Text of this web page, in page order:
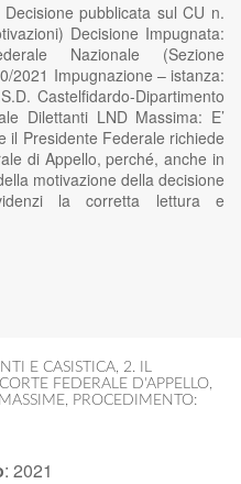
pubblicata sul CU n.
Decisione Impugnata:
Nazionale (Sezione
2021 Impugnazione – istanza:
Castelfidardo-Dipartimento
Dilettanti LND Massima: E’
il Presidente Federale richiede
di Appello, perché, anche in
motivazione della decisione
la corretta lettura e
E CASISTICA, 2. IL
FEDERALE D'APPELLO,
MASSIME, PROCEDIMENTO:
: 2021